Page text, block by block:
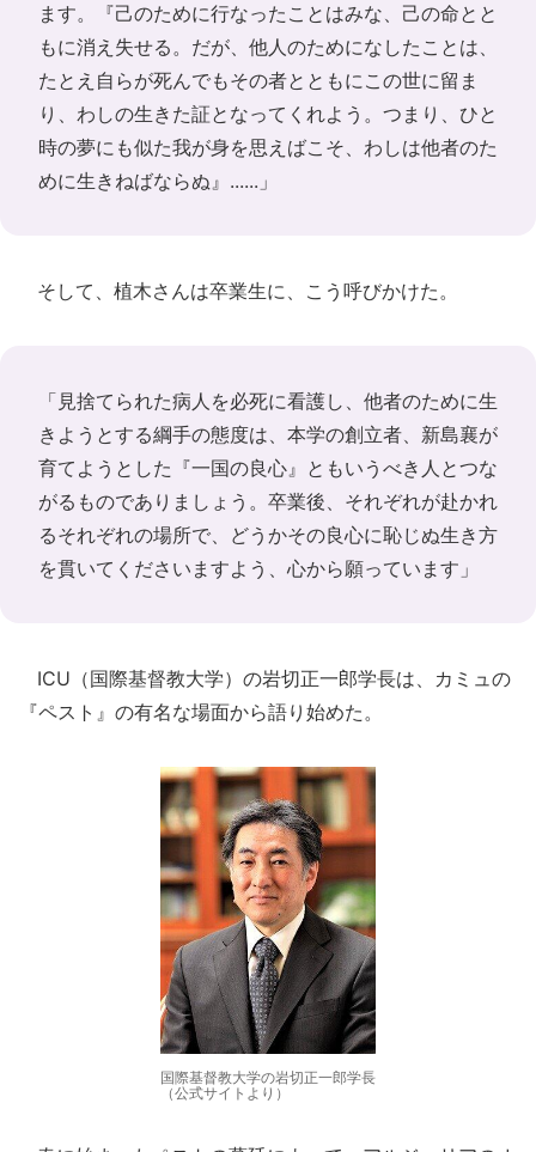
ます。『己のために行なったことはみな、己の命とと
もに消え失せる。だが、他人のためになしたことは、
たとえ自らが死んでもその者とともにこの世に留ま
り、わしの生きた証となってくれよう。つまり、ひと
時の夢にも似た我が身を思えばこそ、わしは他者のた
めに生きねばならぬ』......」
そして、植木さんは卒業生に、こう呼びかけた。
「見捨てられた病人を必死に看護し、他者のために生
きようとする綱手の態度は、本学の創立者、新島襄が
育てようとした『一国の良心』ともいうべき人とつな
がるものでありましょう。卒業後、それぞれが赴かれ
るそれぞれの場所で、どうかその良心に恥じぬ生き方
を貫いてくださいますよう、心から願っています」
ICU（国際基督教大学）の岩切正一郎学長は、カミュの
『ペスト』の有名な場面から語り始めた。
国際基督教大学の岩切正一郎学長
（公式サイトより）